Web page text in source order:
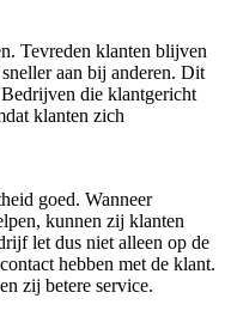
Tevreden klanten blijven
aan bij anderen. Dit
die klantgericht
klanten zich
goed. Wanneer
kunnen zij klanten
let dus niet alleen op de
hebben met de klant.
zij betere service.